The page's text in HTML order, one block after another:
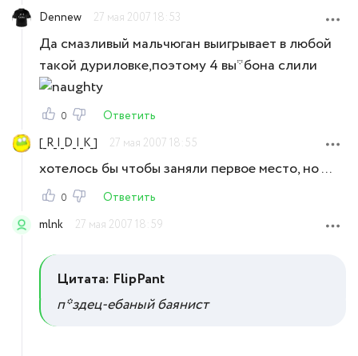
Dennew
27 мая 2007 18:53
Да смазливый мальчюган выигрывает в любой
такой дуриловке,поэтому 4 вы*бона слили
0
Ответить
[_R_I_D_I_K_]
27 мая 2007 18:55
хотелось бы чтобы заняли первое место, но ...
0
Ответить
mlnk
27 мая 2007 18:59
Цитата: FlipPant
п*здец-ебаный баянист